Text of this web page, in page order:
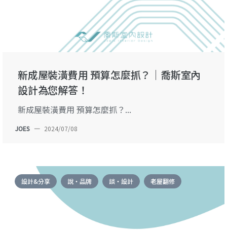
新成屋裝潢費用 預算怎麼抓？｜喬斯室內
設計為您解答！
新成屋裝潢費用 預算怎麼抓？...
JOES — 2024/07/08
設計&分享 說・品牌 談・設計 老屋翻修